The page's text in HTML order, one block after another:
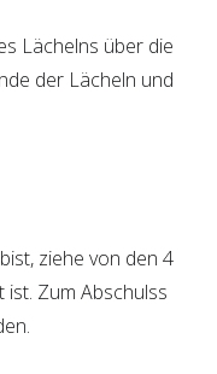
Lächelns über die
der Lächeln und
ziehe von den 4
Zum Abschulss